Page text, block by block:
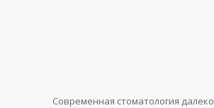
Современная стоматология далеко